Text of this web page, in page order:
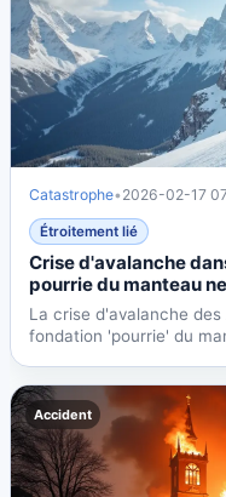
Catastrophe• 2026-02-17
Étroitement lié
Crise d'avalanche
pourrie du manteau
La crise d'avalanche
fondation 'pourrie' du
Accident